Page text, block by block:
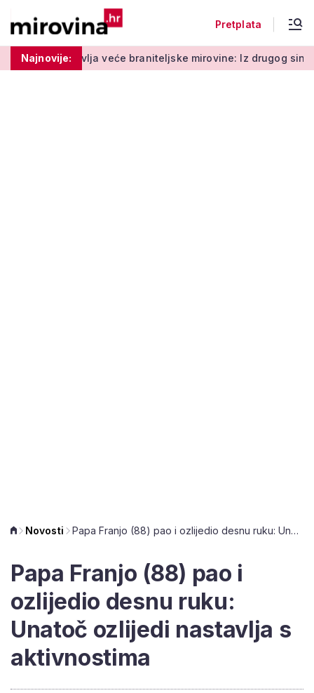
Pretplata
Najnovije:
veće braniteljske mirovine: Iz drugog sindikata niz kritika
Novosti Papa Franjo (88) pao i ozlijedio desnu ruku: Unatoč ozlijedi nastavlja s aktivnostima
Papa Franjo (88) pao i
ozlijedio desnu ruku:
Unatoč ozlijedi nastavlja s
aktivnostima